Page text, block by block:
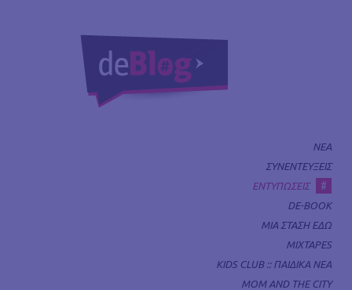
ΝΕΑ
ΣΥΝΕΝΤΕΥΞΕΙΣ
ΕΝΤΥΠΩΣΕΙΣ
#
DE-BOOK
ΜΙΑ ΣΤΑΣΗ ΕΔΩ
MIXTAPES
KIDS CLUB :: ΠΑΙΔΙΚΑ ΝΕΑ
MOM AND THE CITY